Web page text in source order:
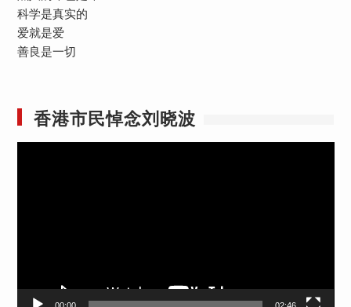
科学是真实的
爱就是爱
善良是一切
香港市民悼念刘晓波